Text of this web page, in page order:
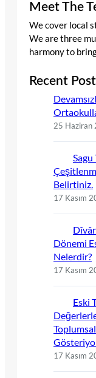
Meet The
We cover local
We are three
harmony to
Recent
25 Haziran
Sagu
Belirtiniz.
17 Kasım
Dönemi
Nelerdir?
17 Kasım
Eski
17 Kasım